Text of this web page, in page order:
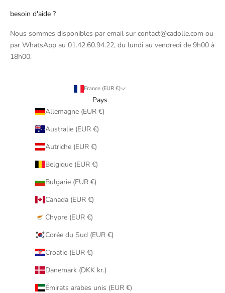
besoin d'aide ?
Nous sommes disponibles par email sur contact@cadolle.com ou
par WhatsApp au 01.42.60.94.22, du lundi au vendredi de 9h00 à
18h00.
France (EUR €)
Pays
Allemagne (EUR €)
Australie (EUR €)
Autriche (EUR €)
Belgique (EUR €)
Bulgarie (EUR €)
Canada (EUR €)
Chypre (EUR €)
Corée du Sud (EUR €)
Croatie (EUR €)
Danemark (DKK kr.)
Émirats arabes unis (EUR €)